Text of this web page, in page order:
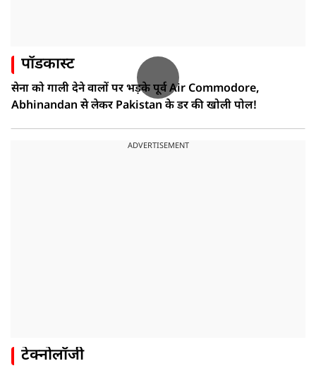
पॉडकास्ट
सेना को गाली देने वालों पर भड़के पूर्व Air Commodore,
Abhinandan से लेकर Pakistan के डर की खोली पोल!
ADVERTISEMENT
टेक्नोलॉजी